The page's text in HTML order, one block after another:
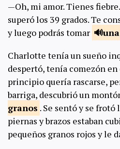
—Oh, mi amor. Tienes
superó los 39 grados. Te
y luego podrás tomar
Charlotte tenía un sueño
despertó, tenía comezón en
principio quería rascarse,
barriga, descubrió un
granos . Se sentó y se frotó
piernas y brazos estaban
pequeños granos rojos y le